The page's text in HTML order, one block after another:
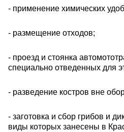
- применение химических
- размещение отходов;
- проезд и стоянка
специально отведенных для
- разведение костров вне
- заготовка и сбор грибов и
виды которых занесены в